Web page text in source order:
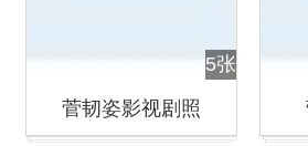
5张
菅韧姿影视剧照